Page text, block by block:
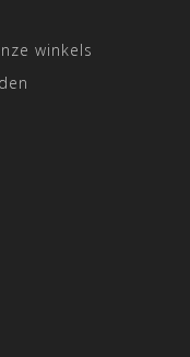
winkels